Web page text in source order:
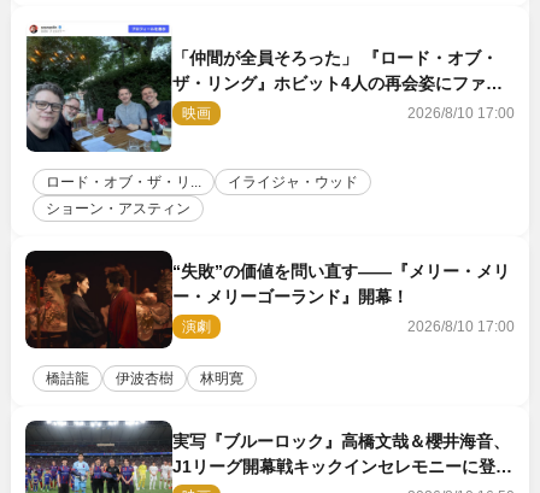
「仲間が全員そろった」 『ロード・オブ・
ザ・リング』ホビット4人の再会姿にファン
感激
映画 2026/8/10 17:00
ロード・オブ・ザ・リ...
イライジャ・ウッド
ショーン・アスティン
“失敗”の価値を問い直す――『メリー・メリ
ー・メリーゴーランド』開幕！
演劇 2026/8/10 17:00
橋詰龍 伊波杏樹 林明寛
実写『ブルーロック』高橋文哉＆櫻井海音、
J1リーグ開幕戦キックインセレモニーに登場